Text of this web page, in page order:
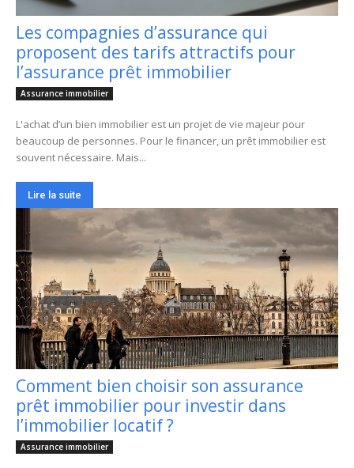
Les compagnies d’assurance qui
proposent des tarifs attractifs pour
l’assurance prêt immobilier
Assurance immobilier
L'achat d’un bien immobilier est un projet de vie majeur pour
beaucoup de personnes. Pour le financer, un prêt immobilier est
souvent nécessaire. Mais...
Lire la suite
Comment bien choisir son assurance
prêt immobilier pour investir dans
l’immobilier locatif ?
Assurance immobilier